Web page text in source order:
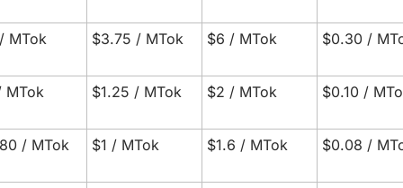
MTok $3.75 / MTok $6 / MTok $0.30 /
MTok $1.25 / MTok $2 / MTok $0.10 /
/ MTok $1 / MTok $1.6 / MTok $0.08 /